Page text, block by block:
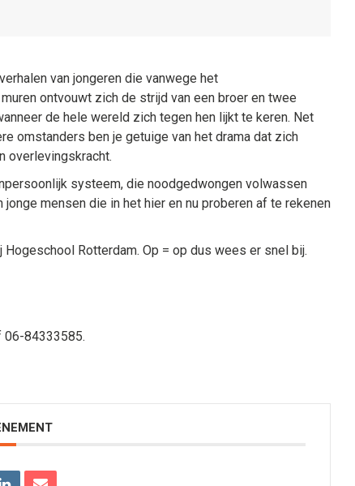
van jongeren die vanwege het
ontvouwt zich de strijd van een broer en twee
de hele wereld zich tegen hen lijkt te keren. Net
omstanders ben je getuige van het drama dat zich
overlevingskracht.
systeem, die noodgedwongen volwassen
mensen die in het hier en nu proberen af te rekenen
Rotterdam. Op = op dus wees er snel bij.
06-84333585.